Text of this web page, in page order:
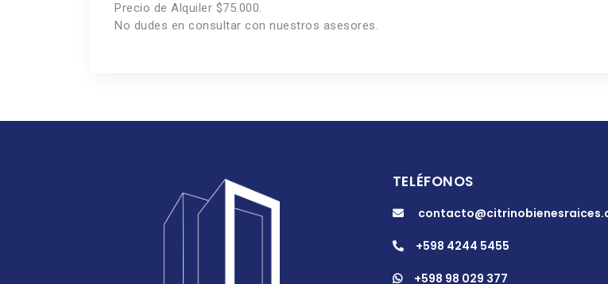
Precio de Alquiler $75.000.
No dudes en consultar con nuestros asesores.
TELÉFONOS
+598 4244 5455
+598 98 029 377